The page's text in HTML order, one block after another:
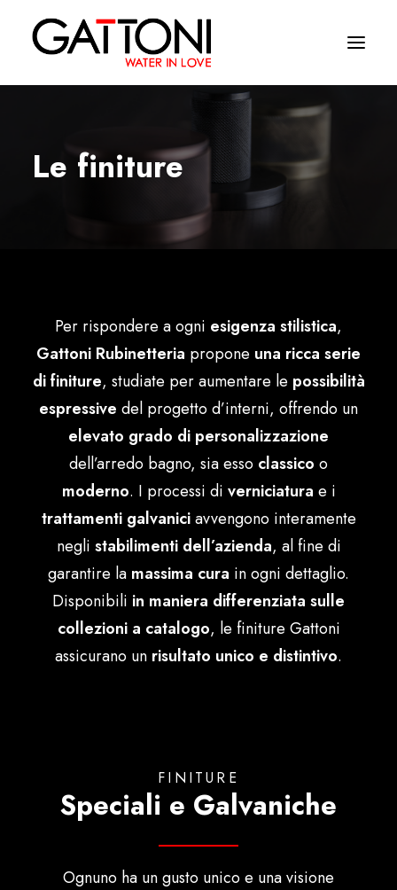
Environnements
Où acheter
Contacts
Français
Le finiture
Per rispondere a ogni esigenza stilistica,
Gattoni Rubinetteria propone una ricca serie
di finiture, studiate per aumentare le possibilità
espressive del progetto d’interni, offrendo un
elevato grado di personalizzazione
dell’arredo bagno, sia esso classico o
moderno. I processi di verniciatura e i
trattamenti galvaniciavvengono interamente
negli stabilimenti dell’azienda, al fine di
garantire la massima cura in ogni dettaglio.
Disponibili in maniera differenziata sulle
collezioni a catalogo, le finiture Gattoni
assicurano un risultato unico e distintivo.
FINITURE
Speciali e Galvaniche
Ognuno ha un gusto unico e una visione